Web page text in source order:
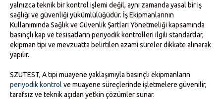
yalnızca teknik bir kontrol işlemi değil, aynı zamanda yasal bir iş
sağlığı ve güvenliği yükümlülüğüdür. İş Ekipmanlarının
Kullanımında Sağlık ve Güvenlik Şartları Yönetmeliği kapsamında
basınçlı kap ve tesisatların periyodik kontrolleri ilgili standartlar,
ekipman tipi ve mevzuatta belirtilen azami süreler dikkate alınarak
yapılır.
SZUTEST, A tipi muayene yaklaşımıyla basınçlı ekipmanların
periyodik kontrol ve muayene süreçlerinde işletmelere güvenilir,
tarafsız ve teknik açıdan yetkin çözümler sunar.